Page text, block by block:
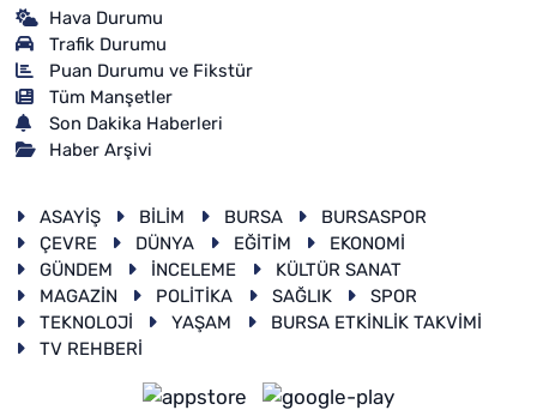
Hava Durumu
Trafik Durumu
Puan Durumu ve Fikstür
Tüm Manşetler
Son Dakika Haberleri
Haber Arşivi
ASAYİŞ BİLİM BURSA
BURSASPOR
ÇEVRE
DÜNYA EĞİTİM
EKONOMİ
GÜNDEM
İNCELEME
KÜLTÜR SANAT
MAGAZİN
POLİTİKA SAĞLIK
SPOR
TEKNOLOJİ
YAŞAM
BURSA ETKİNLİK TAKVİMİ
TV REHBERİ